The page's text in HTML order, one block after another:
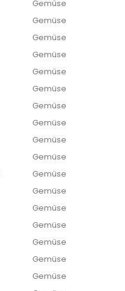
Gemüse
Gemüse
Gemüse
Gemüse
Gemüse
Gemüse
Gemüse
Gemüse
Gemüse
Gemüse
Gemüse
Gemüse
Gemüse
Gemüse
Gemüse
Gemüse
Gemüse